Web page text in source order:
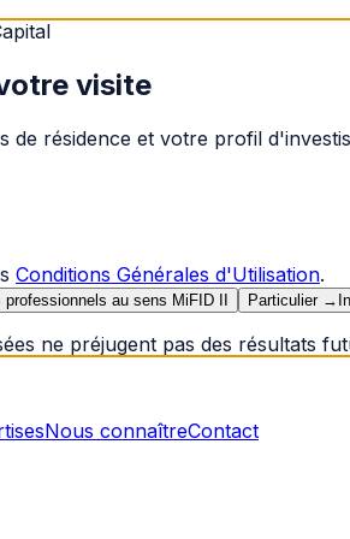
visite
de résidence et votre profil
Conditions Générales d'Utilisation.
professionnels au sens MiFID II Particulier→
ne préjugent pas des résultats
Nous connaîtreContact